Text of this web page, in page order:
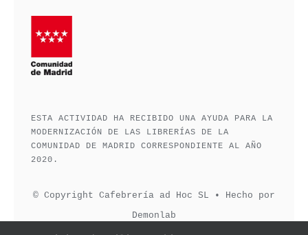
ESTA ACTIVIDAD HA RECIBIDO UNA AYUDA PARA LA
MODERNIZACIÓN DE LAS LIBRERÍAS DE LA
COMUNIDAD DE MADRID CORRESPONDIENTE AL AÑO
2020.
© Copyright Cafebrería ad Hoc SL • Hecho por
Demonlab